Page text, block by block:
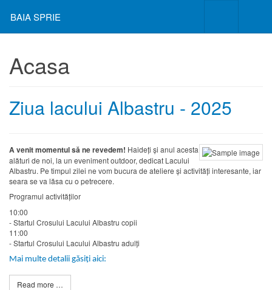
BAIA SPRIE
Acasa
Ziua lacului Albastru - 2025
A venit momentul să ne revedem! Haideți și anul acesta
alături de noi, la un eveniment outdoor, dedicat Lacului
Albastru. Pe timpul zilei ne vom bucura de ateliere și activități interesante, iar
seara se va lăsa cu o petrecere.
Programul activităților
10:00
- Startul Crosului Lacului Albastru copii
11:00
- Startul Crosului Lacului Albastru adulți
Mai multe detalii găsiți aici:
Read more …